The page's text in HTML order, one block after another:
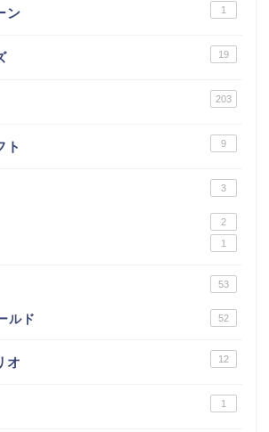
ン 1
19
203
ト 9
3
2
1
53
ルド 52
オ 12
1